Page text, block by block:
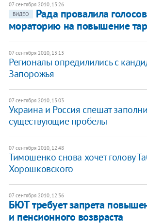
07 сентября 2010, 13:26
ВИДЕО
Рада провалила
мораторию на повышение
07 сентября 2010, 13:13
Регионалы опредилились с
Запорожья
07 сентября 2010, 13:03
Украина и Россия спешат
существующие пробелы
07 сентября 2010, 12:48
Тимошенко снова хочет голову
Хорошковского
07 сентября 2010, 12:36
БЮТ требует запрета
и пенсионного возвраста